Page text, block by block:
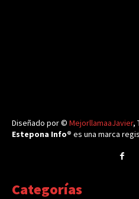
Diseñado por © MejorllamaaJavier,
Estepona Info® es una marca
Categorías